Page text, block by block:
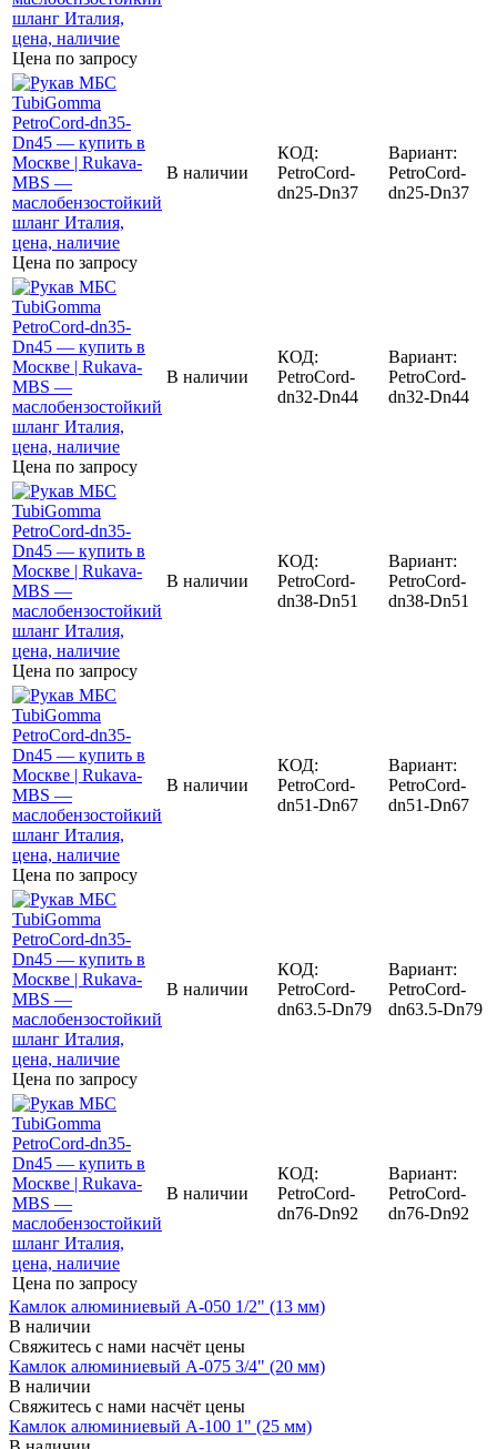
Цена по запросу
Цена по запросу
В наличии
КОД:
PetroCord-
dn25-Dn37
Вариант:
PetroCord-
dn25-Dn37
Цена по запросу
В наличии
КОД:
PetroCord-
dn32-Dn44
Вариант:
PetroCord-
dn32-Dn44
Цена по запросу
В наличии
КОД:
PetroCord-
dn38-Dn51
Вариант:
PetroCord-
dn38-Dn51
Цена по запросу
В наличии
КОД:
PetroCord-
dn51-Dn67
Вариант:
PetroCord-
dn51-Dn67
Цена по запросу
В наличии
КОД:
PetroCord-
dn63.5-Dn79
Вариант:
PetroCord-
dn63.5-Dn79
Цена по запросу
В наличии
КОД:
PetroCord-
dn76-Dn92
Вариант:
PetroCord-
dn76-Dn92
Камлок алюминиевый A-050 1/2" (13 мм)
В наличии
Свяжитесь с нами насчёт цены
Камлок алюминиевый A-075 3/4" (20 мм)
В наличии
Свяжитесь с нами насчёт цены
Камлок алюминиевый A-100 1" (25 мм)